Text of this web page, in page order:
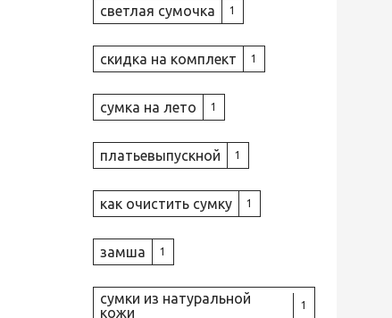
светлая сумочка 1
скидка на комплект 1
сумка на лето 1
платьевыпускной 1
как очистить сумку 1
замша 1
сумки из натуральной
кожи
1